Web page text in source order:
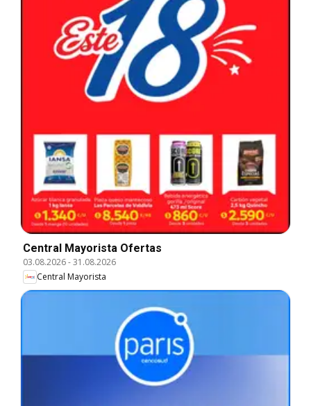
Central Mayorista Ofertas
03.08.2026-31.08.2026
Central Mayorista